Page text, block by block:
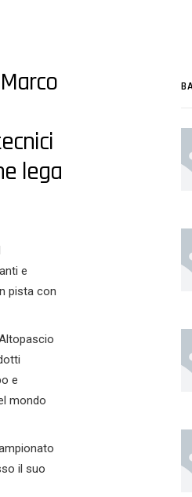
lega
e
pista con
e
mondo
il suo